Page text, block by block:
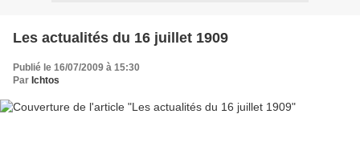
Les actualités du 16 juillet 1909
Publié le 16/07/2009 à 15:30
Par Ichtos